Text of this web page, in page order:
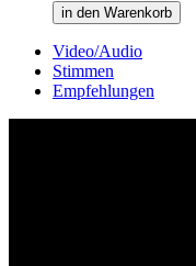
in den Warenkorb
Video/Audio
Stimmen
Empfehlungen